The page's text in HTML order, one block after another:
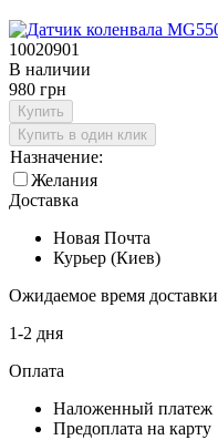
10020901
В наличии
980 грн
Купить
Купить в один клик
Назначение:
Желания
Доставка
Новая Почта
Курьер (Киев)
Ожидаемое время доставки
1-2 дня
Оплата
Наложенный платеж
Предоплата на карту